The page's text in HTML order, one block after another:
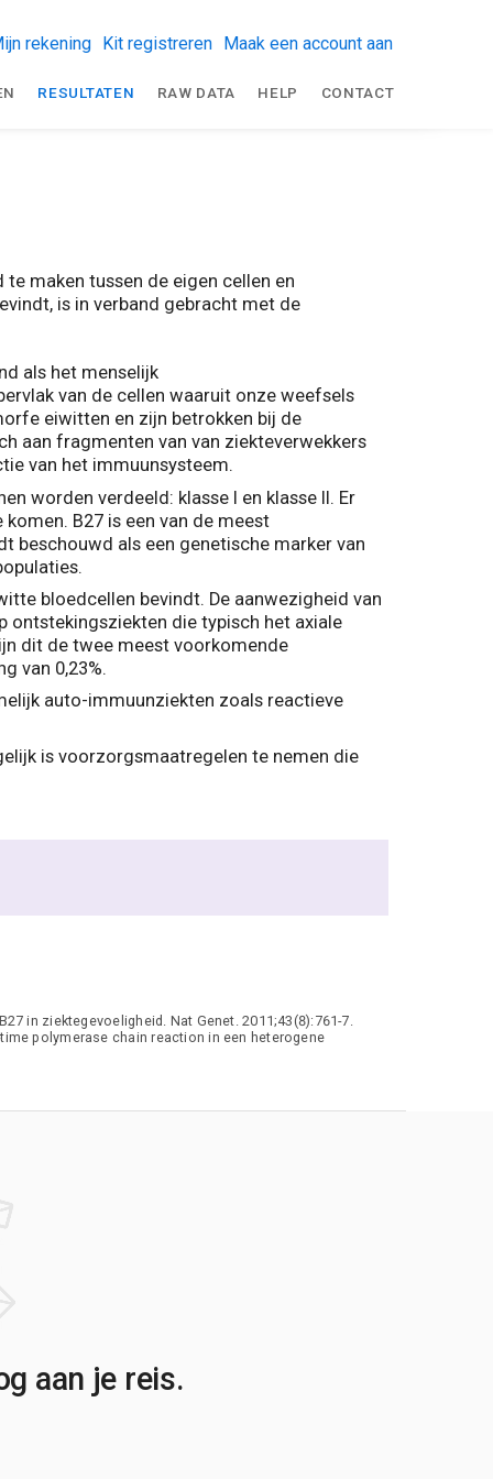
rekening Kit registreren Maak een account aan
RESULTATEN RAW DATA HELP CONTACT
maken tussen de eigen cellen en
is in verband gebracht met de
als het menselijk
van de cellen waaruit onze weefsels
eiwitten en zijn betrokken bij de
aan fragmenten van van ziekteverwekkers
van het immuunsysteem.
worden verdeeld: klasse I en klasse II. Er
B27 is een van de meest
beschouwd als een genetische marker van
bloedcellen bevindt. De aanwezigheid van
ontstekingsziekten die typisch het axiale
dit de twee meest voorkomende
van 0,23%.
auto-immuunziekten zoals reactieve
is voorzorgsmaatregelen te nemen die
in ziektegevoeligheid. Nat Genet. 2011;43(8):761-7.
polymerase chain reaction in een heterogene
aan je reis.